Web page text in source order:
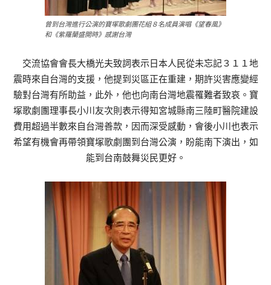
曾到台灣進行公演的寶塚歌劇團花組８名成員演唱《望春風》
和《紫羅蘭盛開時》感謝台灣
交流協會會長大橋光夫致詞表示日本人民從未忘記３１１地
震時來自台灣的支援，他提到災區正在重建，期許災害應變經
驗對台灣有所助益，此外，他也向南台灣地震罹難者致哀。寶
塚歌劇團理事長小川友次則表示得知宮城縣南三陸町醫院建設
費用超過半數來自台灣善款，因而深受感動，會後小川也表示
希望有機會再帶領寶塚歌劇團到台灣公演，盼能南下演出，如
能到台南鼓舞災民更好。